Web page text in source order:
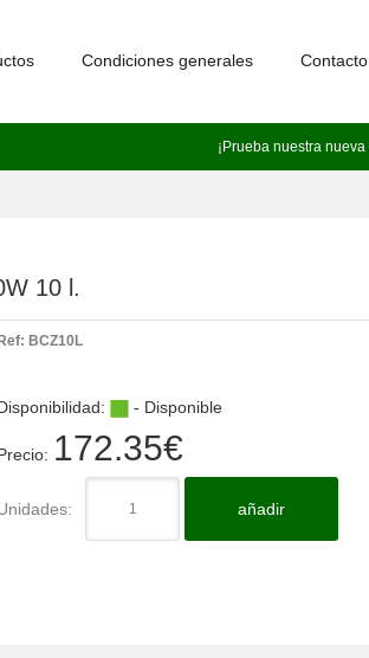
¡Prueba nuestra nueva
Condiciones generales Contacto
10 l.
Ref: BCZ10L
- Disponible
172.35€
añadir